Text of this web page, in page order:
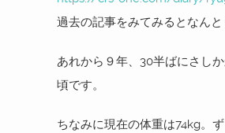
過去の記事をみてみるとなん
あれから９年、30半ばにさし
頃です。
ちなみに現在の体重は74kg。